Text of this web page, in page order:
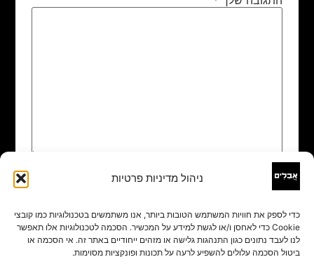
ניהול מדיניות פרטיות
כדי לספק את חוויות המשתמש הטובות ביותר, אנו משתמשים בטכנולוגיות כמו קובצי
Cookie כדי לאחסן ו/או לגשת למידע על המכשיר. הסכמה לטכנולוגיות אלו תאפשר
לנו לעבד נתונים כגון התנהגות גלישה או מזהים ייחודיים באתר זה. אי הסכמה או
ביטול הסכמה עלולים להשפיע לרעה על תכונות ופונקציות מסוימות.
שם
אימייל*